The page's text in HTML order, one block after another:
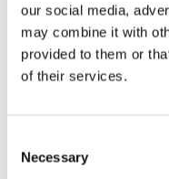
our social media,
may combine it with
provided to them or
of their services.
Selection
Necessary
VitaminD Test,
лаборатория, ни
сайте zinzinotest.com
анализу. В противном